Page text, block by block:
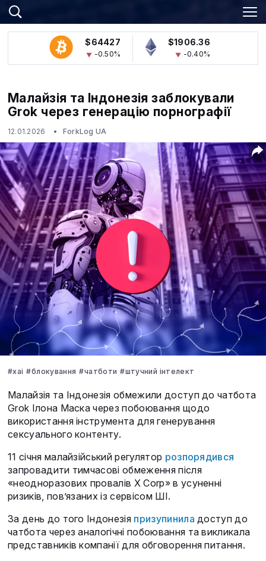
$64427
-0.50%
$1906.36
-0.40%
Малайзія та Індонезія заблокували
Grok через генерацію порнографії
12.01.2026 ForkLog UA
#xai #блокування #чатботи #штучний інтелект
Малайзія та Індонезія обмежили доступ до чатбота
Grok Ілона Маска через побоювання щодо
використання інструмента для генерування
сексуального контенту.
11 січня малайзійський регулятор розпорядився
запровадити тимчасові обмеження після
«неодноразових провалів X Corp» в усуненні
ризиків, пов’язаних із сервісом ШІ.
За день до того Індонезія призупинила доступ до
чатбота через аналогічні побоювання та викликала
представників компанії для обговорення питання.